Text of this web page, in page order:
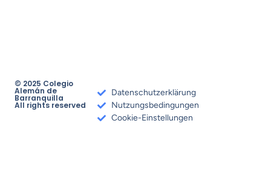
© 2025 Colegio
Alemán de
Barranquilla
All rights reserved
Datenschutzerklärung
Nutzungsbedingungen
Cookie-Einstellungen